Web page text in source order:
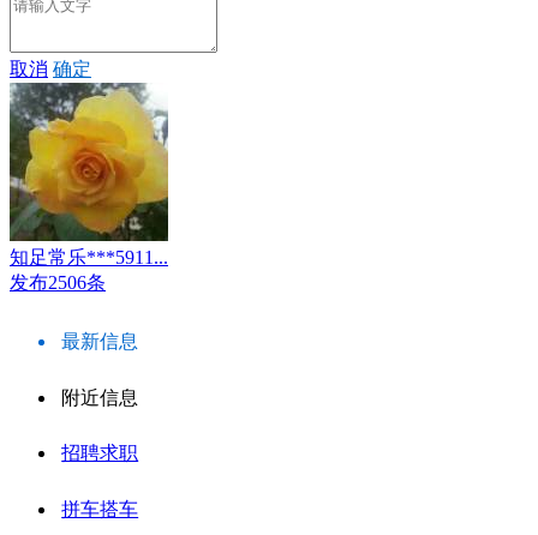
取消 确定
知足常乐***5911...
发布2506条
最新信息
附近信息
招聘求职
拼车搭车